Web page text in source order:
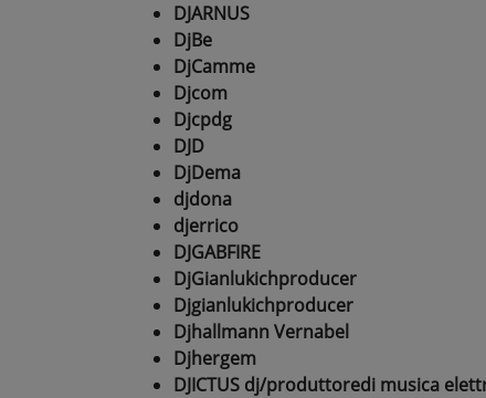
DJARNUS
DjBe
DjCamme
Djcom
Djcpdg
DJD
DjDema
djdona
djerrico
DJGABFIRE
DjGianlukichproducer
Djgianlukichproducer
Djhallmann Vernabel
Djhergem
DJICTUS dj/produttoredi musica